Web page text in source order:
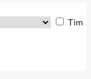
Tìm